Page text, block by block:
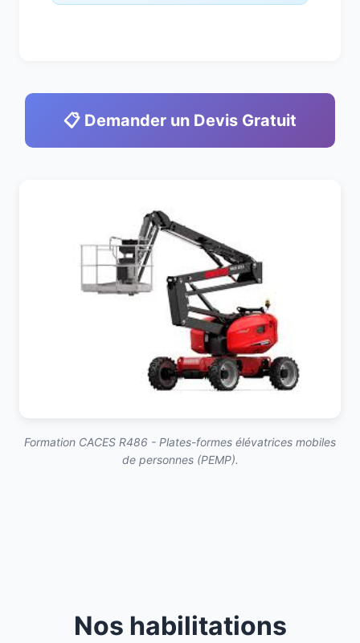
📋 Demander un Devis Gratuit
Formation CACES R486 - Plates-formes élévatrices mobiles
de personnes (PEMP).
Nos habilitations